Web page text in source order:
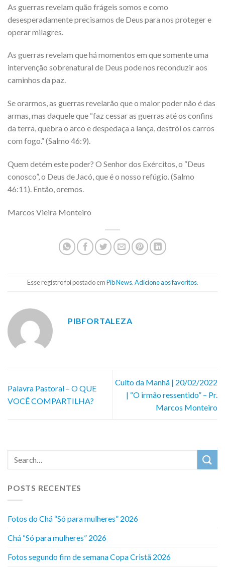
As guerras revelam quão frágeis somos e como
desesperadamente precisamos de Deus para nos proteger e
operar milagres.
As guerras revelam que há momentos em que somente uma
intervenção sobrenatural de Deus pode nos reconduzir aos
caminhos da paz.
Se orarmos, as guerras revelarão que o maior poder não é das
armas, mas daquele que “faz cessar as guerras até os confins
da terra, quebra o arco e despedaça a lança, destrói os carros
com fogo.” (Salmo 46:9).
Quem detém este poder? O Senhor dos Exércitos, o “Deus
conosco”, o Deus de Jacó, que é o nosso refúgio. (Salmo
46:11). Então, oremos.
Marcos Vieira Monteiro
Esse registro foi postado emPib News.Adicione aos favoritos.
PIBFORTALEZA
Palavra Pastoral – O QUE
VOCÊ COMPARTILHA?
Culto da Manhã | 20/02/2022
| “O irmão ressentido” – Pr.
Marcos Monteiro
POSTS RECENTES
Fotos do Chá “Só para mulheres” 2026
Chá “Só para mulheres” 2026
Fotos segundo fim de semana Copa Cristã 2026